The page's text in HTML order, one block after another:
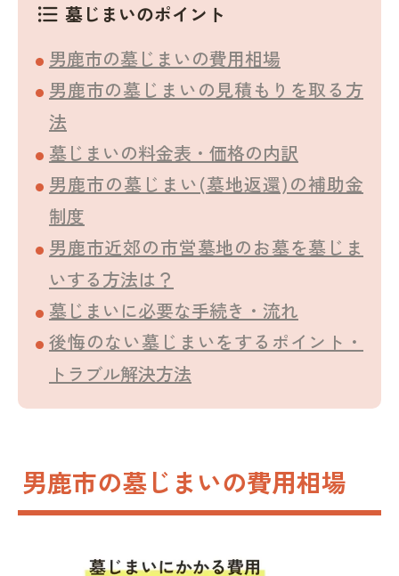
format_list_bulleted 墓じまいのポイント
男鹿市の墓じまいの費用相場
男鹿市の墓じまいの見積もりを取る方
法
墓じまいの料金表・価格の内訳
男鹿市の墓じまい(墓地返還)の補助金
制度
男鹿市近郊の市営墓地のお墓を墓じま
いする方法は？
墓じまいに必要な手続き・流れ
後悔のない墓じまいをするポイント・
トラブル解決方法
男鹿市の墓じまいの費用相場